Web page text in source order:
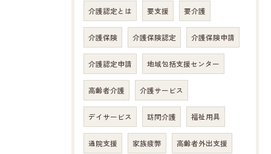
介護認定とは 要支援 要介護
介護保険 介護保険認定 介護保険申請
介護認定申請 地域包括支援センター
高齢者介護 介護サービス
デイサービス 訪問介護 福祉用具
通院支援 家族疲弊 高齢者外出支援